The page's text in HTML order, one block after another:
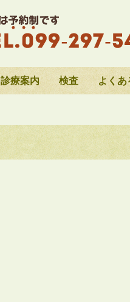
診療案内 検査 よくあ